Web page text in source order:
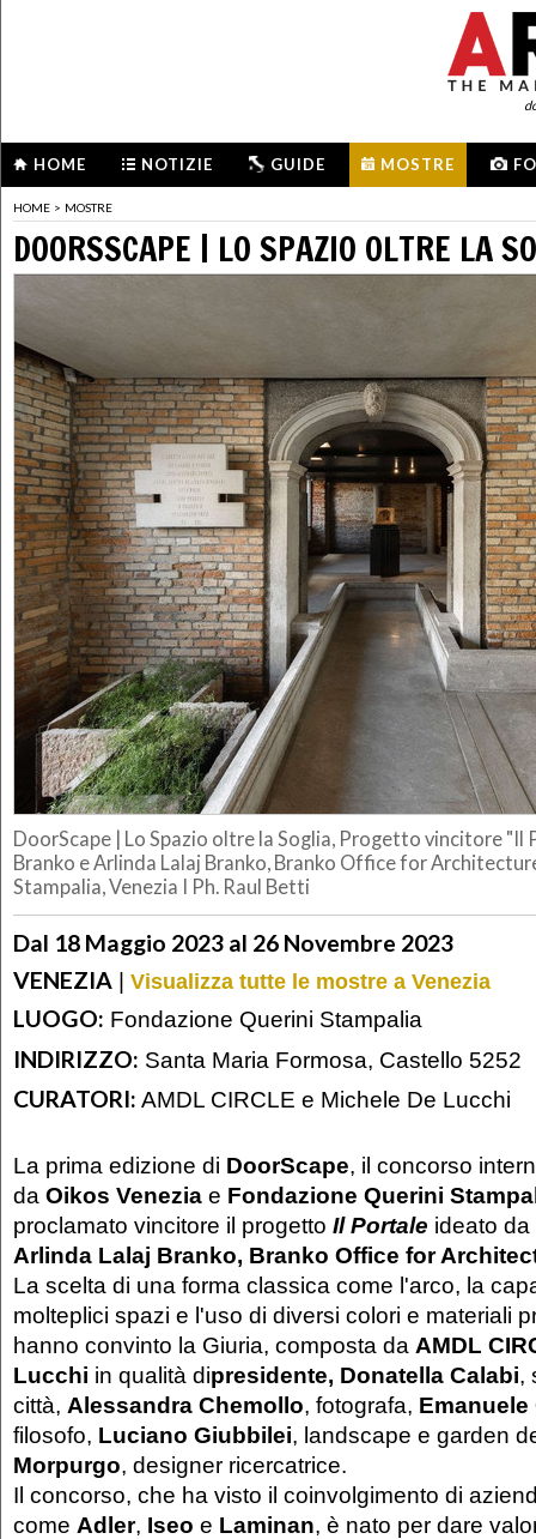
HOME NOTIZIE GUIDE MOSTRE
HOME > MOSTRE
DOORSSCAPE | LO SPAZIO OLTRE LA
DoorScape | Lo Spazio oltre la Soglia, Progetto vincitore "Il
Branko e Arlinda Lalaj Branko, Branko Office for
Stampalia, Venezia I Ph. Raul Betti
Dal 18 Maggio 2023 al 26 Novembre 2023
VENEZIA | Visualizza tutte le mostre a Venezia
LUOGO: Fondazione Querini Stampalia
INDIRIZZO: Santa Maria Formosa, Castello 5252
CURATORI: AMDL CIRCLE e Michele De Lucchi
La prima edizione di DoorScape, il concorso
da Oikos Venezia e Fondazione Querini
proclamato vincitore il progetto Il Portale ideato da
Arlinda Lalaj Branko, Branko Office for
La scelta di una forma classica come l'arco, la
molteplici spazi e l'uso di diversi colori e materiali
hanno convinto la Giuria, composta da AMDL
Lucchi in qualità dipresidente, Donatella Calabi,
città, Alessandra Chemollo, fotografa,
filosofo, Luciano Giubbilei, landscape e garden
Morpurgo, designer ricercatrice.
Il concorso, che ha visto il coinvolgimento di
come Adler, Iseo e Laminan, è nato per dare